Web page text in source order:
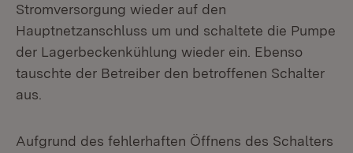
Stromversorgung wieder auf den
Hauptnetzanschluss um und schaltete die Pumpe
der Lagerbeckenkühlung wieder ein. Ebenso
tauschte der Betreiber den betroffenen Schalter
aus.
Aufgrund des fehlerhaften Öffnens des Schalters